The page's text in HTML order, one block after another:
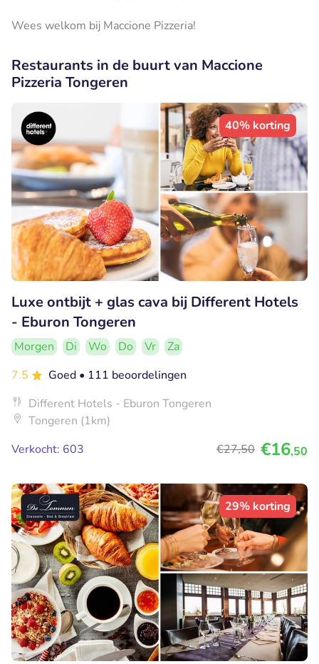
Wees welkom bij Maccione Pizzeria!
Restaurants in de buurt van Maccione
Pizzeria Tongeren
40% korting
Luxe ontbijt + glas cava bij Different Hotels
- Eburon Tongeren
Morgen Di Wo Do Vr
Za
7.5
Goed • 111 beoordelingen
Different Hotels - Eburon Tongeren
Tongeren (1km)
Verkocht: 603
€27,50 €16,50
29% korting